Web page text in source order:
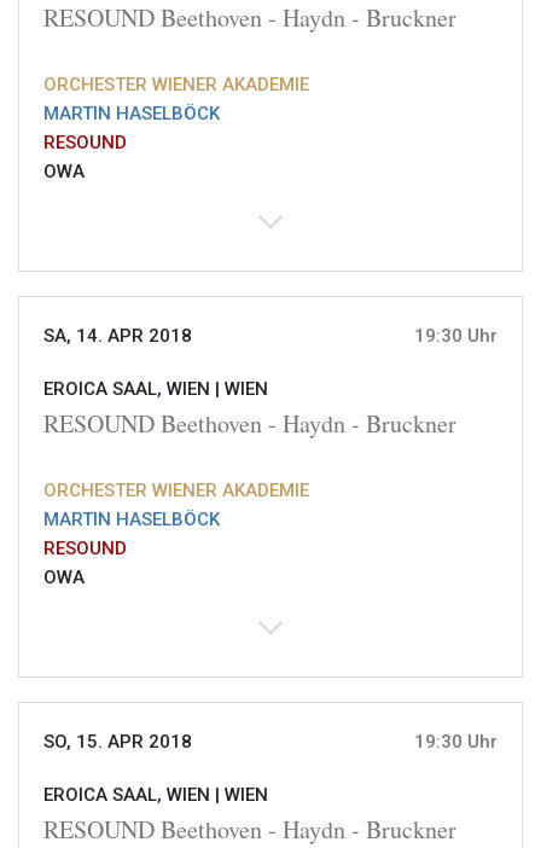
RESOUND Beethoven - Haydn - Bruckner
ORCHESTER WIENER AKADEMIE
MARTIN HASELBÖCK
RESOUND
OWA
SA, 14. APR 2018 19:30 Uhr
EROICA SAAL, WIEN | WIEN
RESOUND Beethoven - Haydn - Bruckner
ORCHESTER WIENER AKADEMIE
MARTIN HASELBÖCK
RESOUND
OWA
SO, 15. APR 2018 19:30 Uhr
EROICA SAAL, WIEN | WIEN
RESOUND Beethoven - Haydn - Bruckner